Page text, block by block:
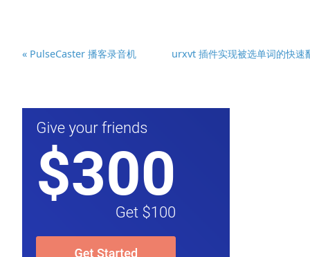
« PulseCaster 播客录音机 urxvt 插件实现被选单词的快速